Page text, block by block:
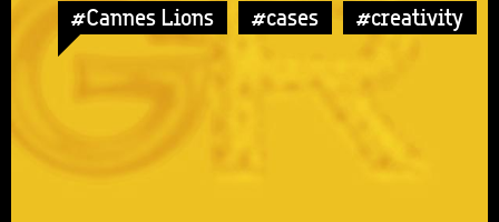
#Cannes Lions #cases #creativity